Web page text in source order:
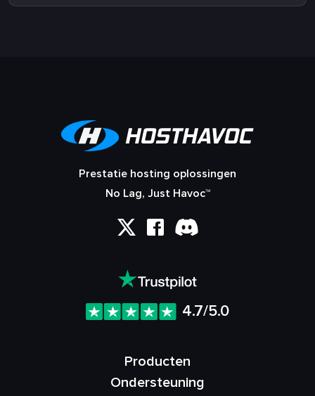
Prestatie hosting oplossingen
No Lag, Just Havoc™
4.7/5.0
Producten
Ondersteuning